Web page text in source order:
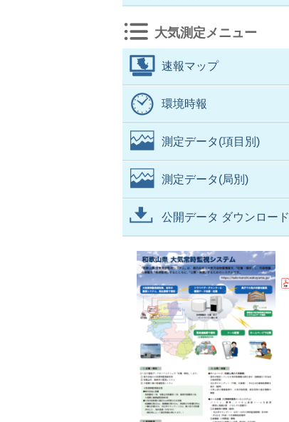
大気測定メニュー
速報マップ
環境時報
測定データ(項目別)
測定データ(局別)
公開データ ダウンロード